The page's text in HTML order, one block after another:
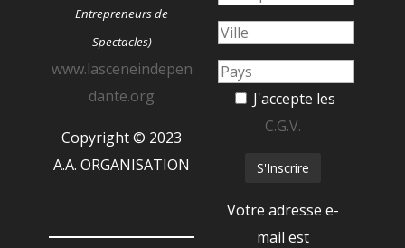
Entrepreneurs de
Spectacles)
www.lasceneindepen
dante.org
Copyright © 2023
A.A. ORGANISATION
J'accepte les
C.G.V.
Votre adresse e-
mail est